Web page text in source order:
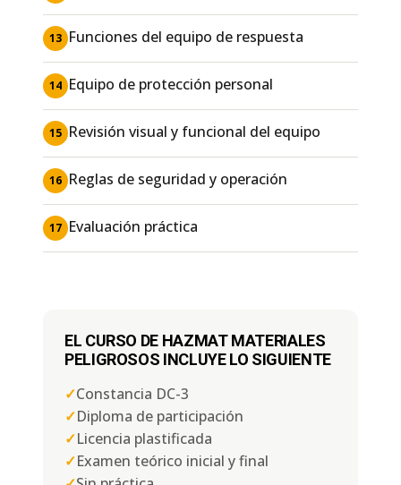
13 Funciones del equipo de respuesta
14 Equipo de protección personal
15 Revisión visual y funcional del equipo
16 Reglas de seguridad y operación
17 Evaluación práctica
EL CURSO DE HAZMAT MATERIALES
PELIGROSOS INCLUYE LO SIGUIENTE
✓Constancia DC-3
✓Diploma de participación
✓Licencia plastificada
✓Examen teórico inicial y final